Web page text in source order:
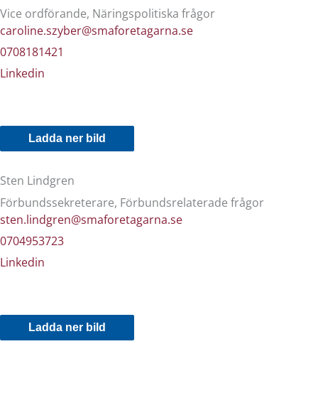
Vice ordförande, Näringspolitiska frågor
caroline.szyber@smaforetagarna.se
0708181421
Linkedin
Ladda ner bild
Sten Lindgren
Förbundssekreterare, Förbundsrelaterade frågor
sten.lindgren@smaforetagarna.se
0704953723
Linkedin
Ladda ner bild